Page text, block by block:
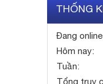
THỐNG
Đang
Hôm nay:
Tuần:
Tổng truy